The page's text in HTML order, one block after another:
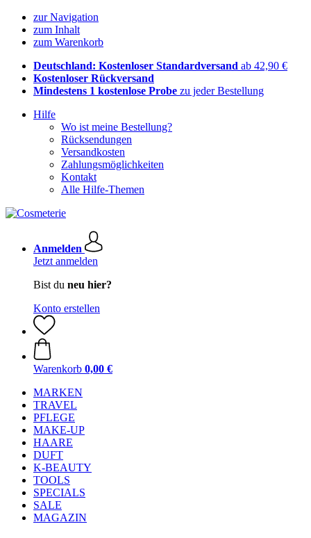
zur Navigation
zum Inhalt
zum Warenkorb
Deutschland: Kostenloser Standardversand ab 42,90 €
Kostenloser Rückversand
Mindestens 1 kostenlose Probe zu jeder Bestellung
Hilfe
Wo ist meine Bestellung?
Rücksendungen
Versandkosten
Zahlungsmöglichkeiten
Kontakt
Alle Hilfe-Themen
Anmelden
Jetzt anmelden
Bist du neu hier?
Konto erstellen
Warenkorb 0,00 €
MARKEN
TRAVEL
PFLEGE
MAKE-UP
HAARE
DUFT
K-BEAUTY
TOOLS
SPECIALS
SALE
MAGAZIN